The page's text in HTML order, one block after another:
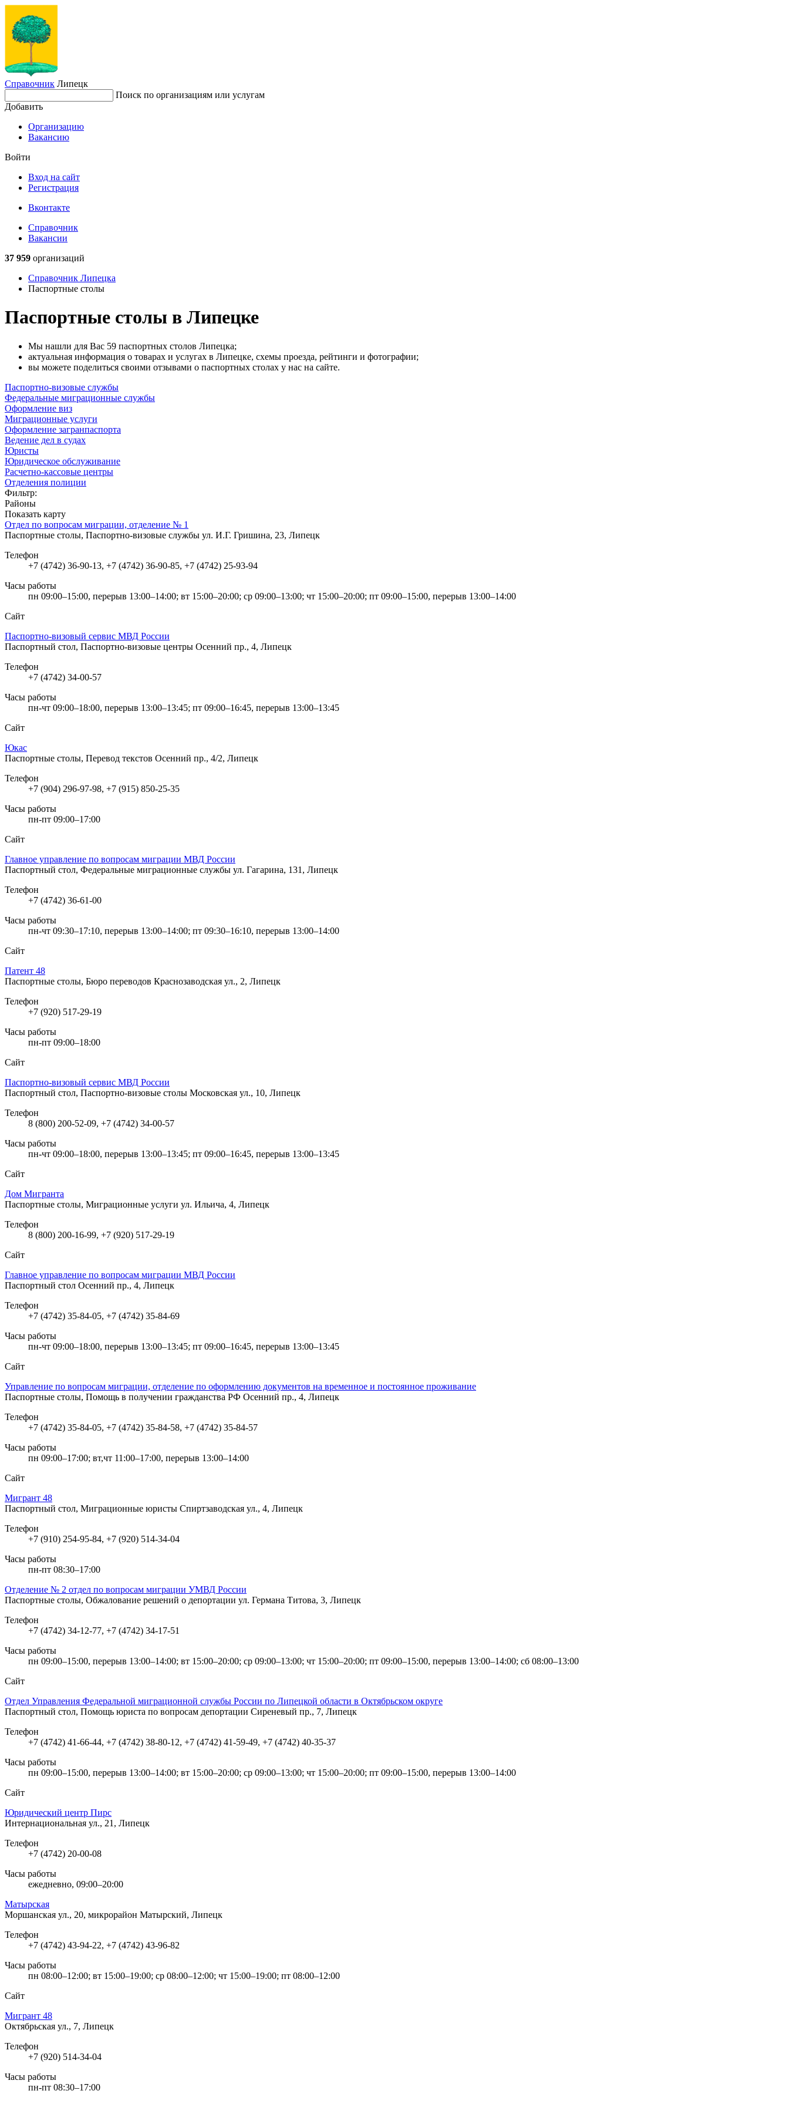
Справочник Липецк
Поиск по организациям или услугам
Добавить
Организацию
Вакансию
Войти
Вход на сайт
Регистрация
Вконтакте
Справочник
Вакансии
37 959 организаций
Справочник Липецка
Паспортные столы
Паспортные столы в Липецке
Мы нашли для Вас 59 паспортных столов Липецка;
актуальная информация о товарах и услугах в Липецке, схемы проезда, рейтинги и фотографии;
вы можете поделиться своими отзывами о паспортных столах у нас на сайте.
Паспортно-визовые службы
Федеральные миграционные службы
Оформление виз
Миграционные услуги
Оформление загранпаспорта
Ведение дел в судах
Юристы
Юридическое обслуживание
Расчетно-кассовые центры
Отделения полиции
Фильтр:
Районы
Показать карту
Отдел по вопросам миграции, отделение № 1
Паспортные столы, Паспортно-визовые службы ул. И.Г. Гришина, 23, Липецк
Телефон
+7 (4742) 36-90-13, +7 (4742) 36-90-85, +7 (4742) 25-93-94
Часы работы
пн 09:00–15:00, перерыв 13:00–14:00; вт 15:00–20:00; ср 09:00–13:00; чт 15:00–20:00; пт 09:00–15:00, перерыв 13:00–14:00
Сайт
Паспортно-визовый сервис МВД России
Паспортный стол, Паспортно-визовые центры Осенний пр., 4, Липецк
Телефон
+7 (4742) 34-00-57
Часы работы
пн-чт 09:00–18:00, перерыв 13:00–13:45; пт 09:00–16:45, перерыв 13:00–13:45
Сайт
Юкас
Паспортные столы, Перевод текстов Осенний пр., 4/2, Липецк
Телефон
+7 (904) 296-97-98, +7 (915) 850-25-35
Часы работы
пн-пт 09:00–17:00
Сайт
Главное управление по вопросам миграции МВД России
Паспортный стол, Федеральные миграционные службы ул. Гагарина, 131, Липецк
Телефон
+7 (4742) 36-61-00
Часы работы
пн-чт 09:30–17:10, перерыв 13:00–14:00; пт 09:30–16:10, перерыв 13:00–14:00
Сайт
Патент 48
Паспортные столы, Бюро переводов Краснозаводская ул., 2, Липецк
Телефон
+7 (920) 517-29-19
Часы работы
пн-пт 09:00–18:00
Сайт
Паспортно-визовый сервис МВД России
Паспортный стол, Паспортно-визовые столы Московская ул., 10, Липецк
Телефон
8 (800) 200-52-09, +7 (4742) 34-00-57
Часы работы
пн-чт 09:00–18:00, перерыв 13:00–13:45; пт 09:00–16:45, перерыв 13:00–13:45
Сайт
Дом Мигранта
Паспортные столы, Миграционные услуги ул. Ильича, 4, Липецк
Телефон
8 (800) 200-16-99, +7 (920) 517-29-19
Сайт
Главное управление по вопросам миграции МВД России
Паспортный стол Осенний пр., 4, Липецк
Телефон
+7 (4742) 35-84-05, +7 (4742) 35-84-69
Часы работы
пн-чт 09:00–18:00, перерыв 13:00–13:45; пт 09:00–16:45, перерыв 13:00–13:45
Сайт
Управление по вопросам миграции, отделение по оформлению документов на временное и постоянное проживание
Паспортные столы, Помощь в получении гражданства РФ Осенний пр., 4, Липецк
Телефон
+7 (4742) 35-84-05, +7 (4742) 35-84-58, +7 (4742) 35-84-57
Часы работы
пн 09:00–17:00; вт,чт 11:00–17:00, перерыв 13:00–14:00
Сайт
Мигрант 48
Паспортный стол, Миграционные юристы Спиртзаводская ул., 4, Липецк
Телефон
+7 (910) 254-95-84, +7 (920) 514-34-04
Часы работы
пн-пт 08:30–17:00
Отделение № 2 отдел по вопросам миграции УМВД России
Паспортные столы, Обжалование решений о депортации ул. Германа Титова, 3, Липецк
Телефон
+7 (4742) 34-12-77, +7 (4742) 34-17-51
Часы работы
пн 09:00–15:00, перерыв 13:00–14:00; вт 15:00–20:00; ср 09:00–13:00; чт 15:00–20:00; пт 09:00–15:00, перерыв 13:00–14:00; сб 08:00–13:00
Сайт
Отдел Управления Федеральной миграционной службы России по Липецкой области в Октябрьском округе
Паспортный стол, Помощь юриста по вопросам депортации Сиреневый пр., 7, Липецк
Телефон
+7 (4742) 41-66-44, +7 (4742) 38-80-12, +7 (4742) 41-59-49, +7 (4742) 40-35-37
Часы работы
пн 09:00–15:00, перерыв 13:00–14:00; вт 15:00–20:00; ср 09:00–13:00; чт 15:00–20:00; пт 09:00–15:00, перерыв 13:00–14:00
Сайт
Юридический центр Пирс
Интернациональная ул., 21, Липецк
Телефон
+7 (4742) 20-00-08
Часы работы
ежедневно, 09:00–20:00
Матырская
Моршанская ул., 20, микрорайон Матырский, Липецк
Телефон
+7 (4742) 43-94-22, +7 (4742) 43-96-82
Часы работы
пн 08:00–12:00; вт 15:00–19:00; ср 08:00–12:00; чт 15:00–19:00; пт 08:00–12:00
Сайт
Мигрант 48
Октябрьская ул., 7, Липецк
Телефон
+7 (920) 514-34-04
Часы работы
пн-пт 08:30–17:00